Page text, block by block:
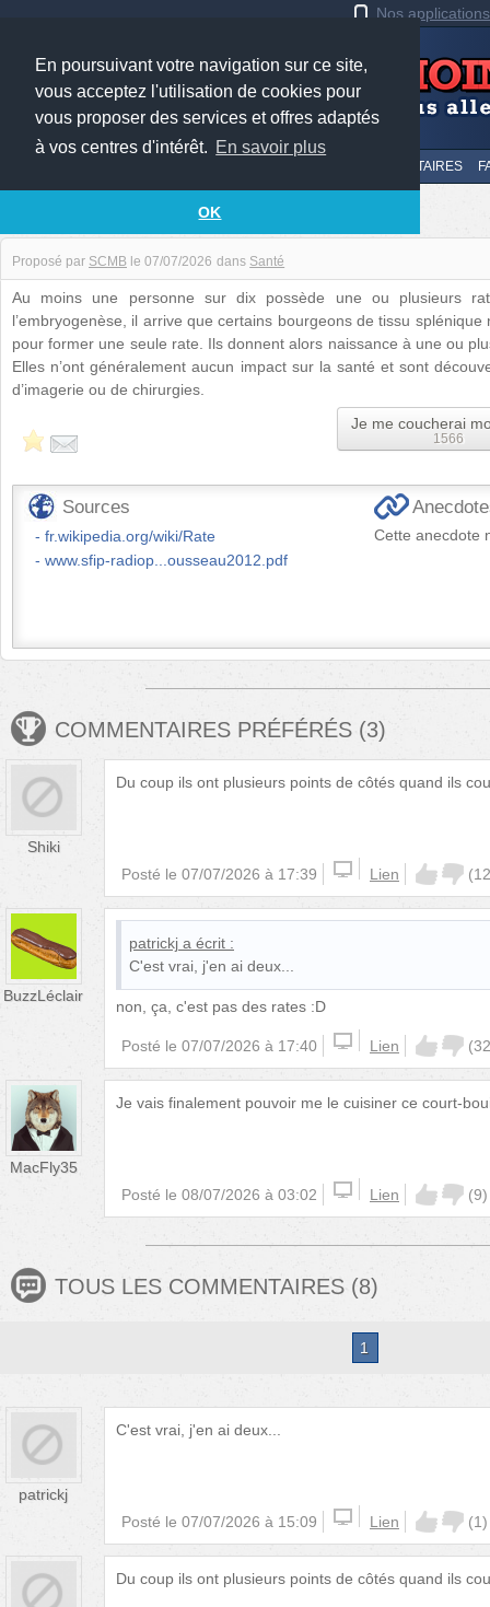
En poursuivant votre navigation sur ce site,
vous acceptez l'utilisation de cookies pour
vous proposer des services et offres adaptés
à vos centres d'intérêt. En savoir plus
OK
Nos
SUIVI DES COMMENTAIRES
Vous avez peut-être une rate en plus
Proposé par SCMB le 07/07/2026 dans Santé
Au moins une personne sur dix possède une ou plusieurs
l’embryogenèse, il arrive que certains bourgeons de tissu
pour former une seule rate. Ils donnent alors naissance à une ou
Elles n’ont généralement aucun impact sur la santé et sont
d’imagerie ou de chirurgies.
Je me coucherai
1566
Sources
fr.wikipedia.org/wiki/Rate
www.sfip-radiop...ousseau2012.pdf
Cette anecdote
COMMENTAIRES PRÉFÉRÉS (3)
Shiki
Du coup ils ont plusieurs points de côtés quand ils
Posté le 07/07/2026 à 17:39 Lien (12
BuzzLéclair
patrickj a écrit :
C'est vrai, j'en ai deux...
non, ça, c'est pas des rates :D
Posté le 07/07/2026 à 17:40 Lien (32
MacFly35
Je vais finalement pouvoir me le cuisiner ce court-
Posté le 08/07/2026 à 03:02 Lien (9)
TOUS LES COMMENTAIRES (8)
1
patrickj
C'est vrai, j'en ai deux...
Posté le 07/07/2026 à 15:09 Lien (1)
Du coup ils ont plusieurs points de côtés quand ils